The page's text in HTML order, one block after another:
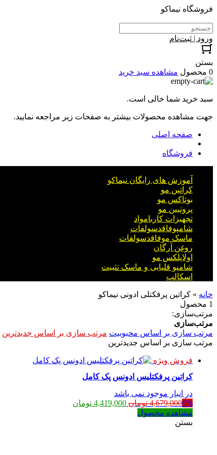
فروشگاه نیماکو
ورود | ثبت‌نام
بستن
0 محصول
مشاهده سبد خرید
سبد خرید شما خالی است.
جهت مشاهده محصولات بیشتر به صفحات زیر مراجعه نمایید.
صفحه اصلی
فروشگاه
آموزش های رایگان نیماکو
کراتین مو
بوتاکس مو
پروتیین مو
تجهیزات کاربامواد
شامپوفاقدسولفات
ماسک موفاقدسولفات
روغن آرگان
اولاپلکس مو
شامپو قلیایی و ماسک تثبیت
اسکالپ
خانه » کراتین پرفکتلی ادونی نیماکو
1 محصول
مرتب‌سازی:
مرتب‌سازی
مرتب سازی بر اساس محبوبیت مرتب سازی بر اساس جدیدترین
مرتب سازی بر اساس جدیدترین
فروش ویژه
کراتین پرفکتلیس ادونس پک کامل
در انبار موجود نمی باشد
6%
4,679,000 تومان قیمت
4,419,000 تومان
مشاهده محصول
بستن